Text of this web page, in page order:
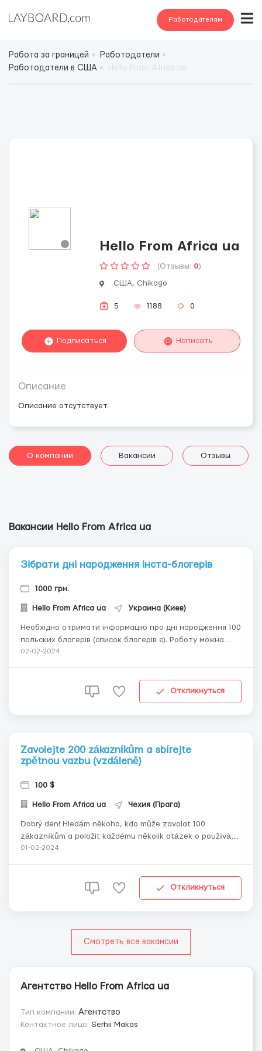
Работодателям
Работа за границей
Работодатели
Работодатели в США
Hello From Africa ua
(Отзывы: 0)
США, Chikago
5 1188 0
Подписаться Написать
Описание
Описание отсутствует
О компании Вакансии Отзывы
Вакансии Hello From Africa ua
Зібрати дні народження інста-блогерів
1000 грн.
Hello From Africa ua Украина (Киев)
Необхідно отримати інформацію про дні народження 100
польских блогерів (список блогерів є). Роботу можна
виконати віддалено. Якщо по работі все окей, буде ще.
02-02-2024
Откликнуться
Zavolejte 200 zákazníkům a sbírejte
zpětnou vazbu (vzdáleně)
100 $
Hello From Africa ua Чехия (Прага)
Dobrý den! Hledám někoho, kdo může zavolat 100
zákazníkům a položit každému několik otázek o používání
produktu a shromažďovat odpovědi v tabulkách Google.
01-02-2024
Откликнуться
Смотреть все вакансии
Агентство Hello From Africa ua
Тип компании: Агентство
Контактное лицо: Serhii Makas